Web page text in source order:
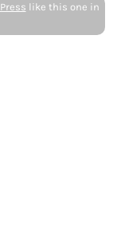
like this one in